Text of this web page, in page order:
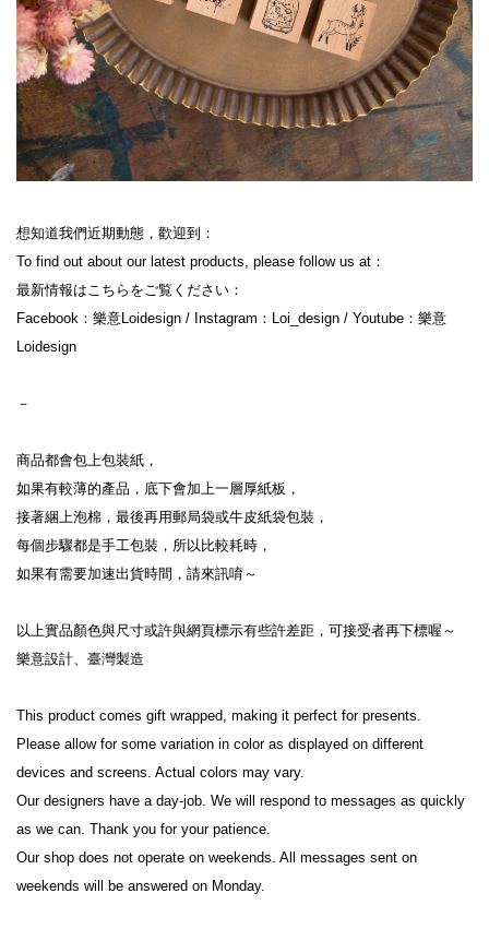
想知道我們近期動態，歡迎到：
To find out about our latest products, please follow us at：
最新情報はこちらをご覧ください：
Facebook：樂意Loidesign / Instagram：Loi_design / Youtube：樂意
Loidesign
－
商品都會包上包裝紙，
如果有較薄的產品，底下會加上一層厚紙板，
接著綑上泡棉，最後再用郵局袋或牛皮紙袋包裝，
每個步驟都是手工包裝，所以比較耗時，
如果有需要加速出貨時間，請來訊唷～
以上實品顏色與尺寸或許與網頁標示有些許差距，可接受者再下標喔～
樂意設計、臺灣製造
This product comes gift wrapped, making it perfect for presents.
Please allow for some variation in color as displayed on different
devices and screens. Actual colors may vary.
Our designers have a day-job. We will respond to messages as quickly
as we can. Thank you for your patience.
Our shop does not operate on weekends. All messages sent on
weekends will be answered on Monday.